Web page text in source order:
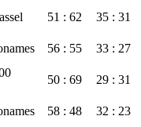
51 : 62
35 : 31
56 : 55
33 : 27
50 : 69
29 : 31
58 : 48
32 : 23